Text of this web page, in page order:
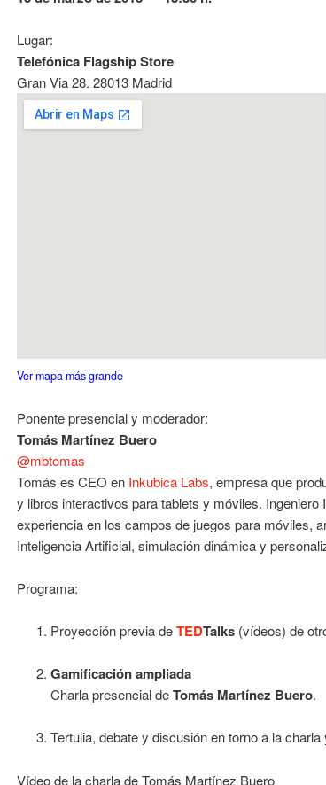
Lugar:
Telefónica Flagship Store
Gran Via 28. 28013 Madrid
Ver mapa más grande
Ponente presencial y moderador:
Tomás Martínez Buero
@mbtomas
Tomás es CEO en Inkubica Labs, empresa que
y libros interactivos para tablets y móviles.
experiencia en los campos de juegos para móviles,
Inteligencia Artificial, simulación dinámica y
Programa:
Proyección previa deTEDTalks(vídeos) de
Gamificación ampliada
Charla presencial deTomás Martínez Buero.
Tertulia, debate y discusión en torno a la
Vídeo de la charla de Tomás Martínez Buero